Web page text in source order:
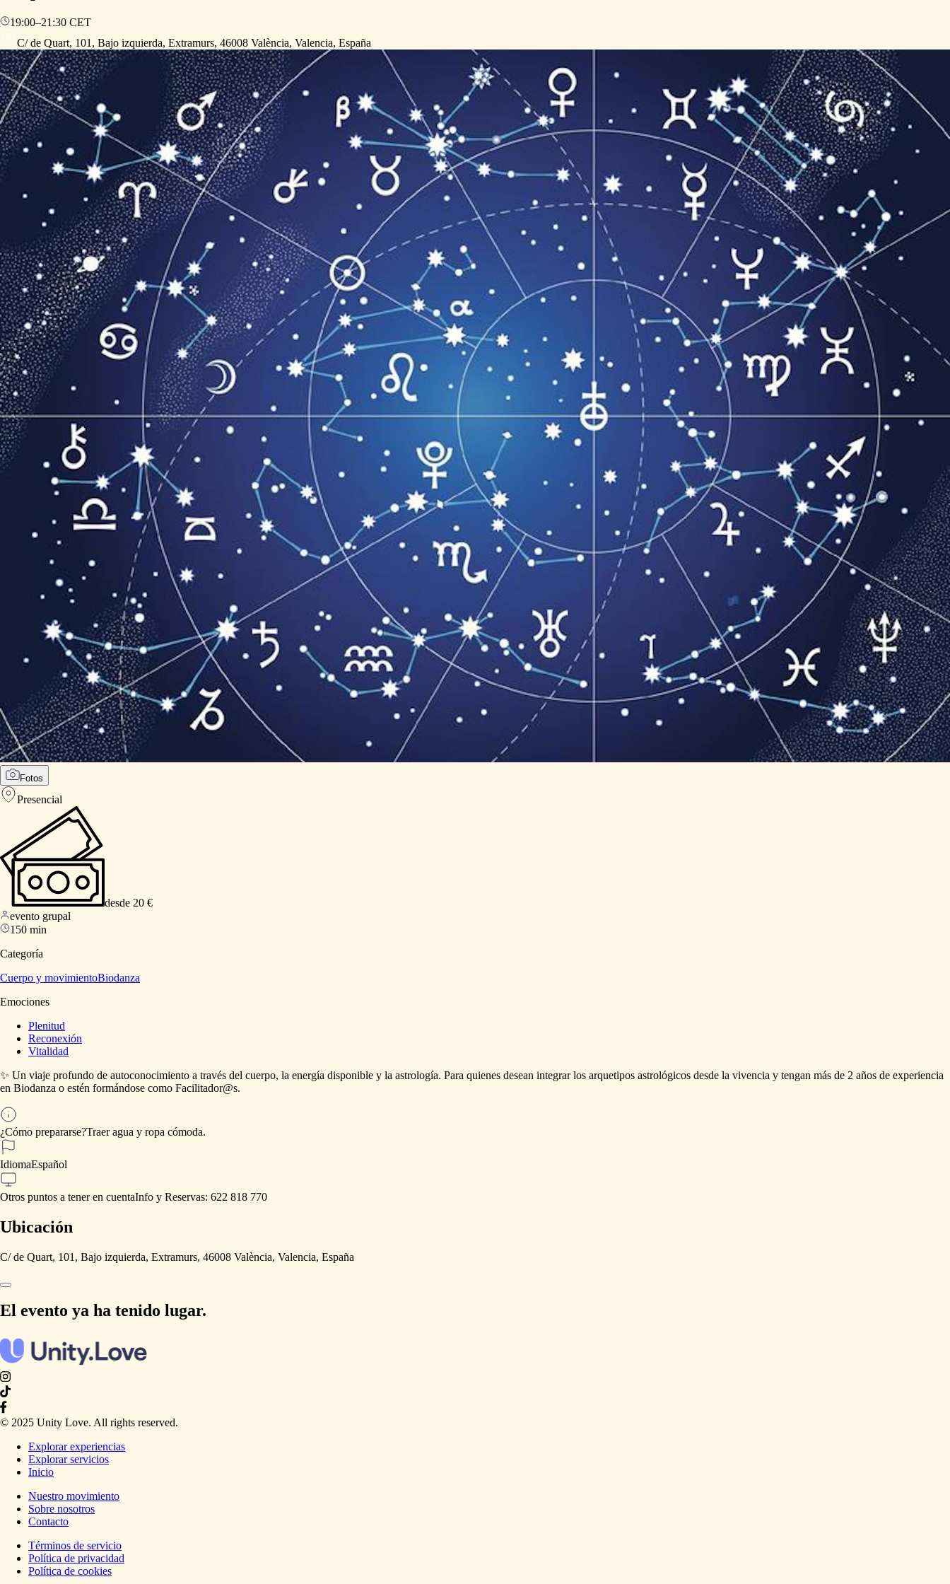
19:00–21:30 CET
C/ de Quart, 101, Bajo izquierda, Extramurs, 46008 València, Valencia, España
Fotos
Presencial
desde 20 €
evento grupal
150 min
Categoría
Cuerpo y movimientoBiodanza
Emociones
Plenitud
Reconexión
Vitalidad
✨ Un viaje profundo de autoconocimiento a través del cuerpo, la energía disponible y la astrología. Para quienes desean integrar los arquetipos astrológicos desde la vivencia y tengan más de 2 años de experiencia
en Biodanza o estén formándose como Facilitador@s.
¿Cómo prepararse?Traer agua y ropa cómoda.
IdiomaEspañol
Otros puntos a tener en cuentaInfo y Reservas: 622 818 770
Ubicación
C/ de Quart, 101, Bajo izquierda, Extramurs, 46008 València, Valencia, España
El evento ya ha tenido lugar.
© 2025 Unity Love. All rights reserved.
Explorar experiencias
Explorar servicios
Inicio
Nuestro movimiento
Sobre nosotros
Contacto
Términos de servicio
Política de privacidad
Política de cookies